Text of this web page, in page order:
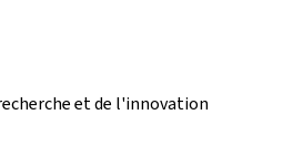
et de l'innovation